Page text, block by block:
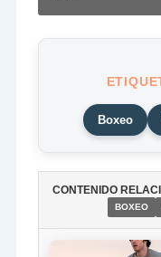
Boxeo
CONTENIDO
BOXEO